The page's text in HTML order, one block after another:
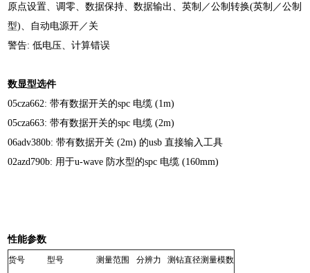
原点设置、调零、数据保持、数据输出、英制／公制转换(英制／公制
型)、自动电源开／关
警告: 低电压、计算错误
数显型选件
05cza662: 带有数据开关的spc 电缆 (1m)
05cza663: 带有数据开关的spc 电缆 (2m)
06adv380b: 带有数据开关 (2m) 的usb 直接输入工具
02azd790b: 用于u-wave 防水型的spc 电缆 (160mm)
性能参数
货号 型号 测量范围 分辨力 测钻直径测量模数